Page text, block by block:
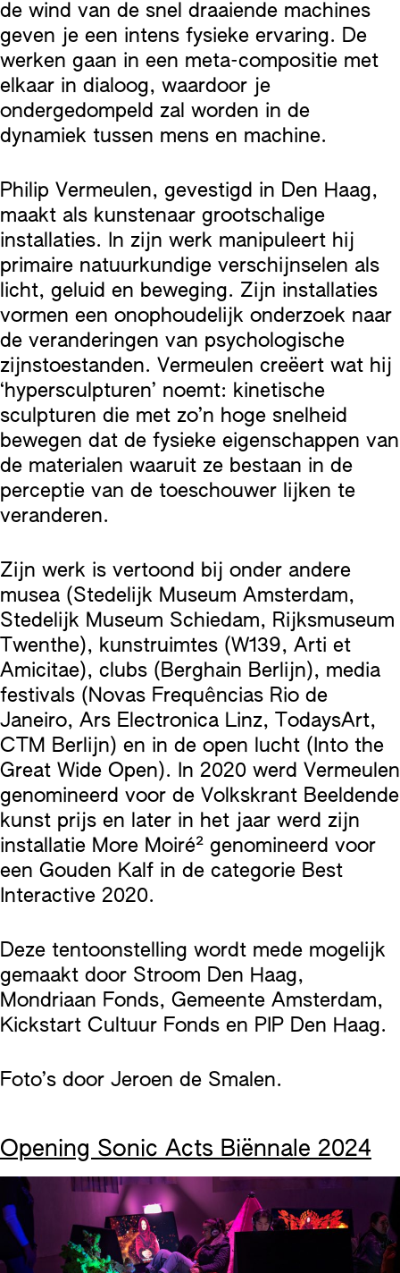
de wind van de snel draaiende machines
geven je een intens fysieke ervaring. De
werken gaan in een meta-compositie met
elkaar in dialoog, waardoor je
ondergedompeld zal worden in de
dynamiek tussen mens en machine.
Philip Vermeulen, gevestigd in Den Haag,
maakt als kunstenaar grootschalige
installaties. In zijn werk manipuleert hij
primaire natuurkundige verschijnselen als
licht, geluid en beweging. Zijn installaties
vormen een onophoudelijk onderzoek naar
de veranderingen van psychologische
zijnstoestanden. Vermeulen creëert wat hij
‘hypersculpturen’ noemt: kinetische
sculpturen die met zo’n hoge snelheid
bewegen dat de fysieke eigenschappen van
de materialen waaruit ze bestaan in de
perceptie van de toeschouwer lijken te
veranderen.
Zijn werk is vertoond bij onder andere
musea (Stedelijk Museum Amsterdam,
Stedelijk Museum Schiedam, Rijksmuseum
Twenthe), kunstruimtes (W139, Arti et
Amicitae), clubs (Berghain Berlijn), media
festivals (Novas Frequências Rio de
Janeiro, Ars Electronica Linz, TodaysArt,
CTM Berlijn) en in de open lucht (Into the
Great Wide Open). In 2020 werd Vermeulen
genomineerd voor de Volkskrant Beeldende
kunst prijs en later in het jaar werd zijn
installatie More Moiré² genomineerd voor
een Gouden Kalf in de categorie Best
Interactive 2020.
Deze tentoonstelling wordt mede mogelijk
gemaakt door Stroom Den Haag,
Mondriaan Fonds, Gemeente Amsterdam,
Kickstart Cultuur Fonds en PIP Den Haag.
Foto’s door Jeroen de Smalen.
Opening Sonic Acts Biënnale 2024